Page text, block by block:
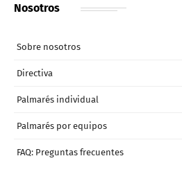
Nosotros
Sobre nosotros
Directiva
Palmarés individual
Palmarés por equipos
FAQ: Preguntas frecuentes